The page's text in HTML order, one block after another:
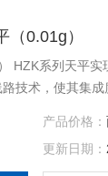
0.01g）
HZK系列天平实
技术，使其集成
等软件兼容方案
产品价格：
更新日期：